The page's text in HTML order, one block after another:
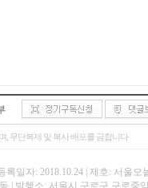
, 무단복제 및 복사 배포를 금합니다
일자: 2018.10.24 | 제호: 서울오
| 발행소: 서울시 구로구 구로중